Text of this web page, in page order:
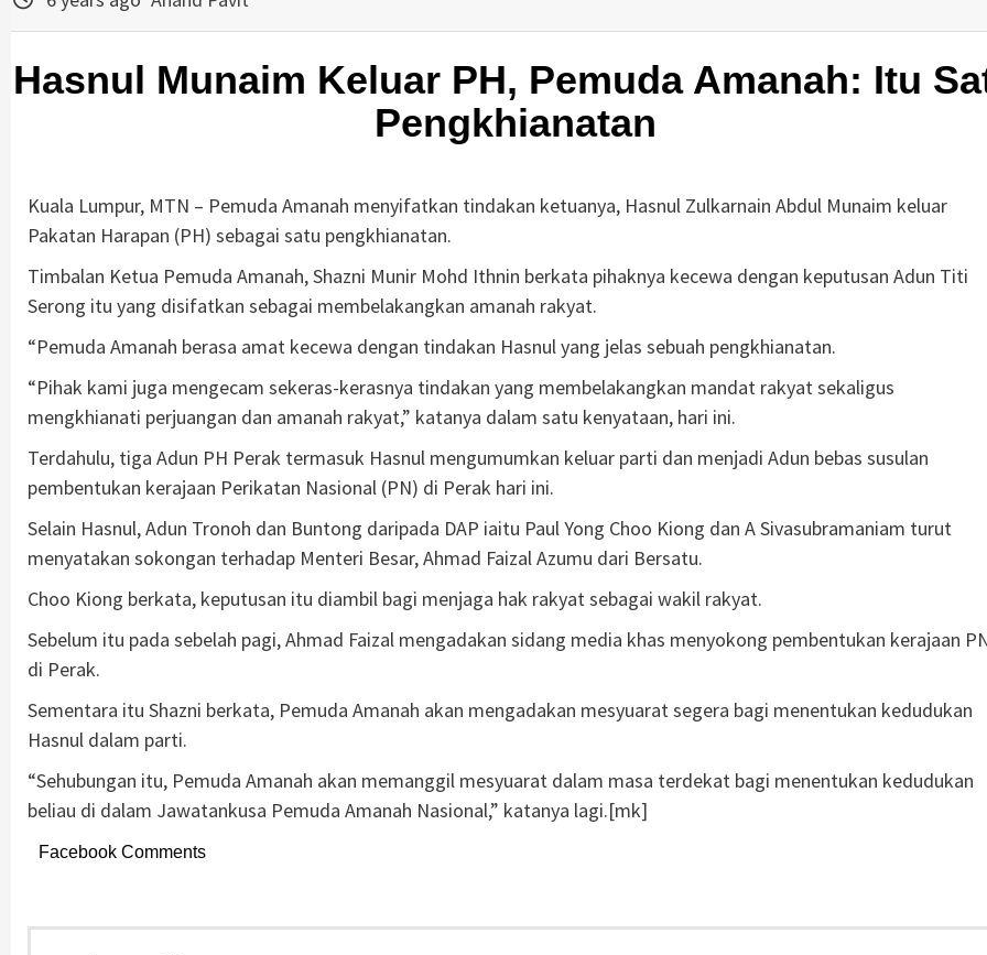
Hasnul Munaim Keluar PH, Pemuda Amanah: Itu
Pengkhianatan
Kuala Lumpur, MTN – Pemuda Amanah menyifatkan tindakan ketuanya, Hasnul Zulkarnain Abdul Munaim keluar
Pakatan Harapan (PH) sebagai satu pengkhianatan.
Timbalan Ketua Pemuda Amanah, Shazni Munir Mohd Ithnin berkata pihaknya kecewa dengan keputusan Adun Titi
Serong itu yang disifatkan sebagai membelakangkan amanah rakyat.
“Pemuda Amanah berasa amat kecewa dengan tindakan Hasnul yang jelas sebuah pengkhianatan.
“Pihak kami juga mengecam sekeras-kerasnya tindakan yang membelakangkan mandat rakyat sekaligus
mengkhianati perjuangan dan amanah rakyat,” katanya dalam satu kenyataan, hari ini.
Terdahulu, tiga Adun PH Perak termasuk Hasnul mengumumkan keluar parti dan menjadi Adun bebas susulan
pembentukan kerajaan Perikatan Nasional (PN) di Perak hari ini.
Selain Hasnul, Adun Tronoh dan Buntong daripada DAP iaitu Paul Yong Choo Kiong dan A Sivasubramaniam turut
menyatakan sokongan terhadap Menteri Besar, Ahmad Faizal Azumu dari Bersatu.
Choo Kiong berkata, keputusan itu diambil bagi menjaga hak rakyat sebagai wakil rakyat.
Sebelum itu pada sebelah pagi, Ahmad Faizal mengadakan sidang media khas menyokong pembentukan kerajaan
di Perak.
Sementara itu Shazni berkata, Pemuda Amanah akan mengadakan mesyuarat segera bagi menentukan kedudukan
Hasnul dalam parti.
“Sehubungan itu, Pemuda Amanah akan memanggil mesyuarat dalam masa terdekat bagi menentukan kedudukan
beliau di dalam Jawatankusa Pemuda Amanah Nasional,” katanya lagi.[mk]
Facebook Comments